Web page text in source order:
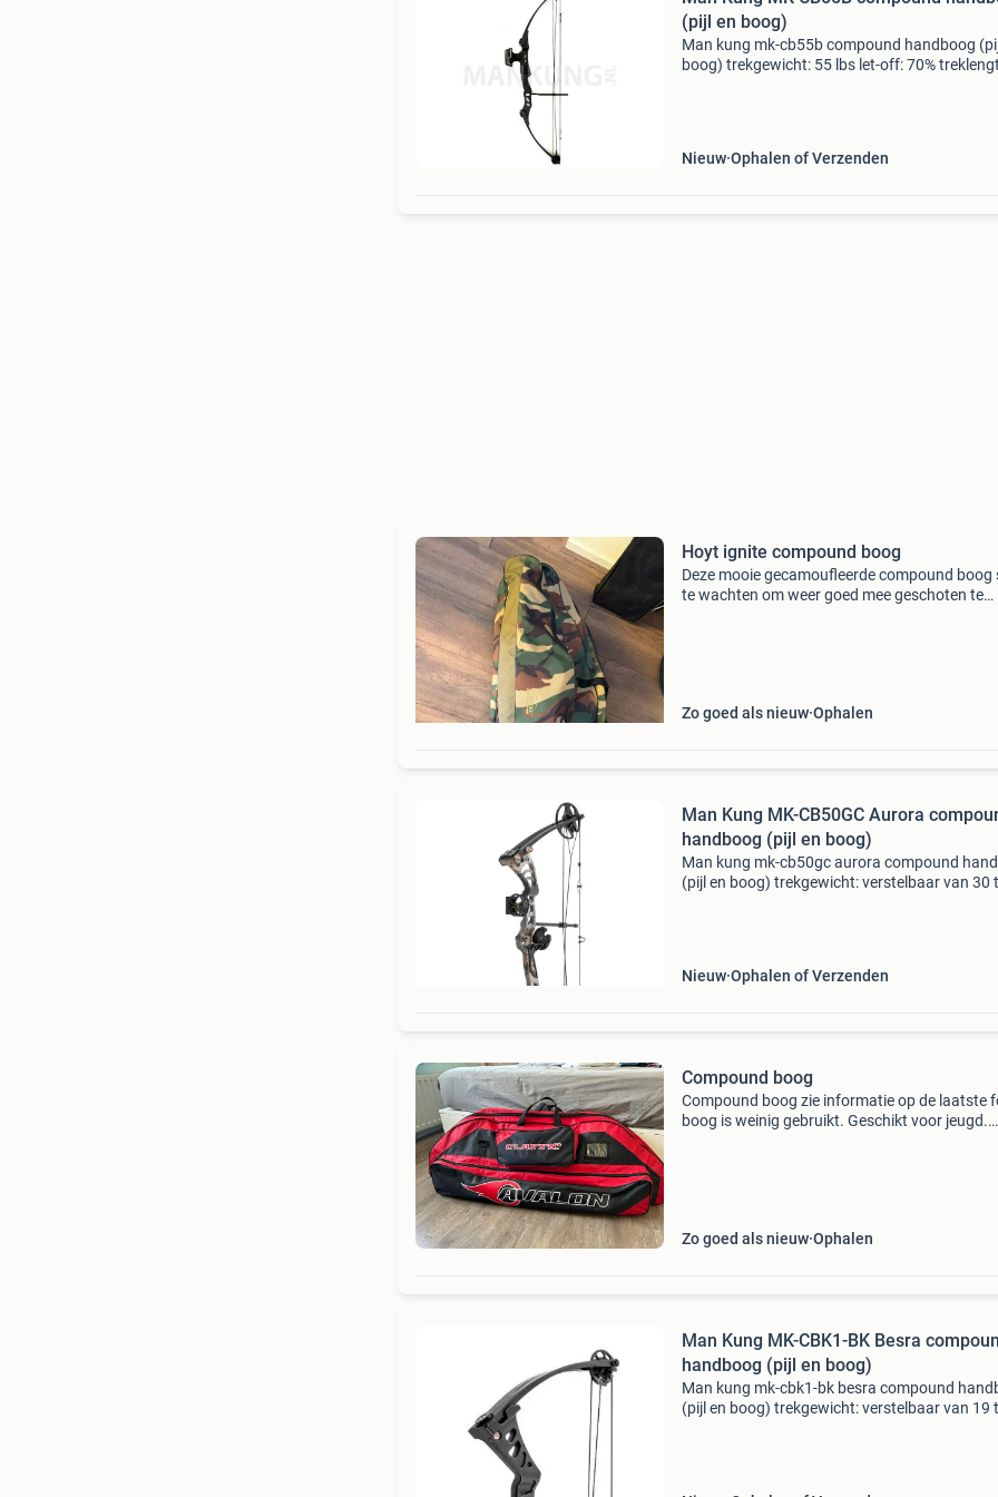
(pijl en boog)
Man kung mk-cb55b compound handboog
boog) trekgewicht: 55 lbs let-off: 70%
Nieuw Ophalen of Verzenden
Hoyt ignite compound boog
Deze mooie gecamoufleerde compound
te wachten om weer goed mee geschoten te
Zo goed als nieuw Ophalen
Man Kung MK-CB50GC Aurora
handboog (pijl en boog)
Man kung mk-cb50gc aurora compound
(pijl en boog) trekgewicht: verstelbaar van 30
Nieuw Ophalen of Verzenden
Compound boog
Compound boog zie informatie op de laatste
boog is weinig gebruikt. Geschikt voor jeugd.
Zo goed als nieuw Ophalen
Man Kung MK-CBK1-BK Besra
handboog (pijl en boog)
Man kung mk-cbk1-bk besra compound
(pijl en boog) trekgewicht: verstelbaar van 19